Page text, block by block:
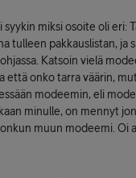
miksi osoite oli eri:
tulleen pakkauslistan, ja
Katsoin vielä
että onko tarra väärin,
modeemin, eli
minulle, on mennyt
muun modeemi. Oi